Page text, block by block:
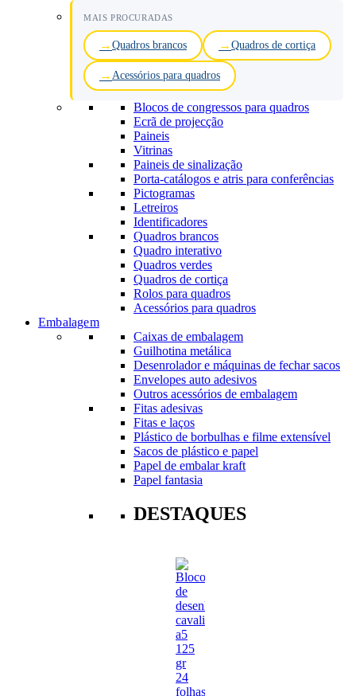
MAIS PROCURADAS
Quadros brancos Quadros de cortiça
Acessórios para quadros
Blocos de congressos para quadros
Ecrã de projecção
Paineis
Vitrinas
Paineis de sinalização
Porta-catálogos e atris para conferências
Pictogramas
Letreiros
Identificadores
Quadros brancos
Quadro interativo
Quadros verdes
Quadros de cortiça
Rolos para quadros
Acessórios para quadros
Embalagem
Caixas de embalagem
Guilhotina metálica
Desenrolador e máquinas de fechar sacos
Envelopes auto adesivos
Outros acessórios de embalagem
Fitas adesivas
Fitas e laços
Plástico de borbulhas e filme extensível
Sacos de plástico e papel
Papel de embalar kraft
Papel fantasia
DESTAQUES